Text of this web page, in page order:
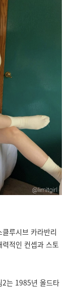
루시브 카라반리
적인 컨셉과 스토
2는 1985년 올드타